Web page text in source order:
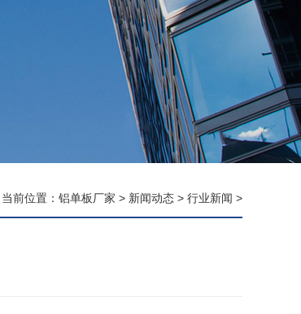
当前位置： 铝单板厂家 > 新闻动态 > 行业新闻 >